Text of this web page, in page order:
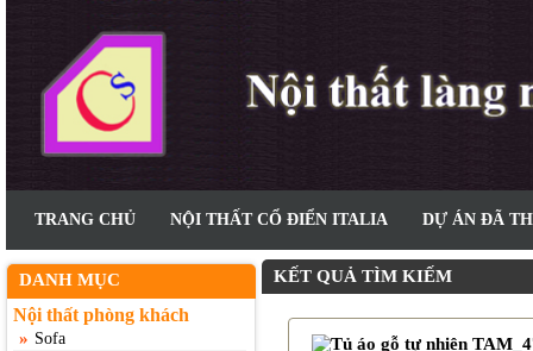
TRANG CHỦ NỘI THẤT CỔ ĐIỂN ITALIA DỰ ÁN ĐÃ
DANH MỤC
Nội thất phòng khách
» Sofa
KẾT QUẢ TÌM KIẾM